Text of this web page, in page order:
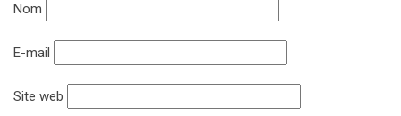
Nom
E-mail
Site web